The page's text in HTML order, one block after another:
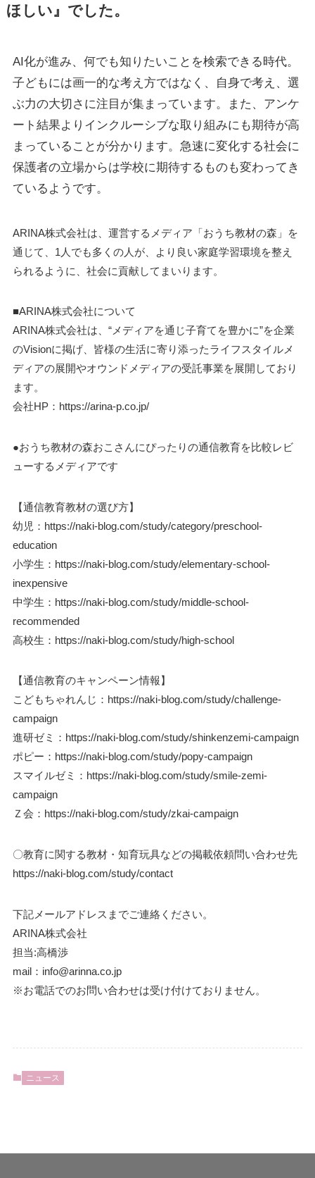
ほしい』でした。
AI化が進み、何でも知りたいことを検索できる時代。
子どもには画一的な考え方ではなく、自身で考え、選
ぶ力の大切さに注目が集まっています。また、アンケ
ート結果よりインクルーシブな取り組みにも期待が高
まっていることが分かります。急速に変化する社会に
保護者の立場からは学校に期待するものも変わってき
ているようです。
ARINA株式会社は、運営するメディア「おうち教材の森」を
通じて、1人でも多くの人が、より良い家庭学習環境を整え
られるように、社会に貢献してまいります。
■ARINA株式会社について
ARINA株式会社は、“メディアを通じ子育てを豊かに”を企業
のVisionに掲げ、皆様の生活に寄り添ったライフスタイルメ
ディアの展開やオウンドメディアの受託事業を展開しており
ます。
会社HP：https://arina-p.co.jp/
●おうち教材の森おこさんにぴったりの通信教育を比較レビ
ューするメディアです
【通信教育教材の選び方】
幼児：https://naki-blog.com/study/category/preschool-
education
小学生：https://naki-blog.com/study/elementary-school-
inexpensive
中学生：https://naki-blog.com/study/middle-school-
recommended
高校生：https://naki-blog.com/study/high-school
【通信教育のキャンペーン情報】
こどもちゃれんじ：https://naki-blog.com/study/challenge-
campaign
進研ゼミ：https://naki-blog.com/study/shinkenzemi-campaign
ポピー：https://naki-blog.com/study/popy-campaign
スマイルゼミ：https://naki-blog.com/study/smile-zemi-
campaign
Ｚ会：https://naki-blog.com/study/zkai-campaign
〇教育に関する教材・知育玩具などの掲載依頼問い合わせ先
https://naki-blog.com/study/contact
下記メールアドレスまでご連絡ください。
ARINA株式会社
担当:高橋渉
mail：info@arinna.co.jp
※お電話でのお問い合わせは受け付けておりません。
ニュース